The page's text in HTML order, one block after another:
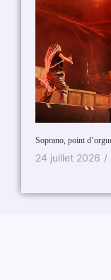
Soprano, point
24 juillet 2026 /